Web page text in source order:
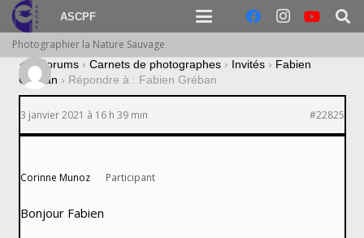
ASCPF
Photographier la Nature Sauvage
› Forums › Carnets de photographes › Invités › Fabien
Gréban › Répondre à : Fabien Gréban
3 janvier 2021 à 16 h 39 min #22825
Corinne Munoz Participant
Bonjour Fabien